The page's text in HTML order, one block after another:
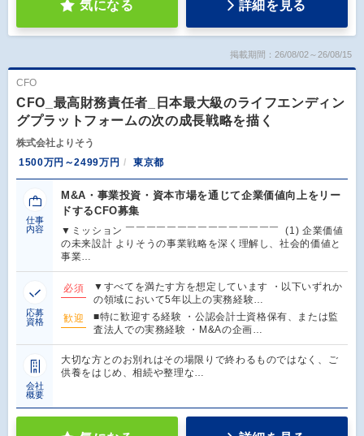
気になる 詳細を見る
掲載期間：26/08/02～26/08/15
CFO
CFO_最高財務責任者_日本最大級のライフエンディン
グプラットフォームの次の成長戦略を描く
株式会社よりそう
1500万円～2499万円
東京都
仕事
内容
M&A・事業投資・資本市場を通じて企業価値向上をリー
ドするCFO募集
▼ミッション ￣￣￣￣￣￣￣￣￣￣￣￣￣￣￣ (1) 企業価値
の未来設計 よりそうの事業戦略を深く理解し、社会的価値と
事業…
応募
資格
必須
▼すべてを満たす方を想定しています ・以下いずれか
の領域において5年以上の実務経験…
歓迎
■特に歓迎する経験 ・公認会計士資格保有、または監
査法人での実務経験 ・M&Aの企画…
会社
概要
大切な方とのお別れはその場限りで終わるものではなく、ご
供養をはじめ、相続や整理な…